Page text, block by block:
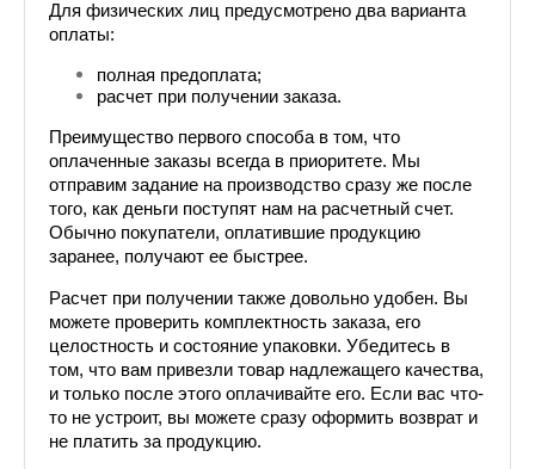
Для физических лиц предусмотрено два варианта
оплаты:
полная предоплата;
расчет при получении заказа.
Преимущество первого способа в том, что
оплаченные заказы всегда в приоритете. Мы
отправим задание на производство сразу же после
того, как деньги поступят нам на расчетный счет.
Обычно покупатели, оплатившие продукцию
заранее, получают ее быстрее.
Расчет при получении также довольно удобен. Вы
можете проверить комплектность заказа, его
целостность и состояние упаковки. Убедитесь в
том, что вам привезли товар надлежащего качества,
и только после этого оплачивайте его. Если вас что-
то не устроит, вы можете сразу оформить возврат и
не платить за продукцию.